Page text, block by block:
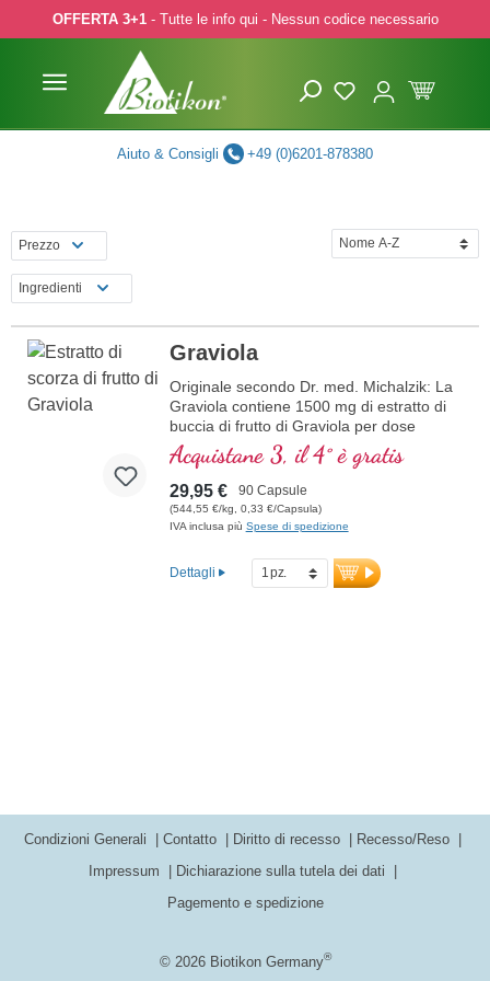
to main content
Skip to search
Skip to main navigation
OFFERTA 3+1- Tutte le info qui - Nessun codice necessario
Aiuto & Consigli +49 (0)6201-878380
Prezzo
Ingredienti
Graviola
Originale secondo Dr. med. Michalzik: La
Graviola contiene 1500 mg di estratto di
buccia di frutto di Graviola per dose
giornaliera (3 capsule). Questa quantità è
equivalente a 15000 mg di buccia di frutto
di Graviola fresca. Questo integratore
alimentare di alta qualità è privo di additivi
ed è prodotto in Germania. Il sigillo è
Ulteriori informazioni su Graviola
Acquistane 3, il 4° è gratis
29,95 € 90 Capsule
(544,55 €/kg, 0,33 €/Capsula)
IVA inclusa più Spese di spedizione
Dettagli
© 2026 Biotikon Germany®
Condizioni Generali Contatto Diritto di recesso
Recesso/Reso
Impressum
Dichiarazione sulla tutela dei dati
Pagemento e spedizione